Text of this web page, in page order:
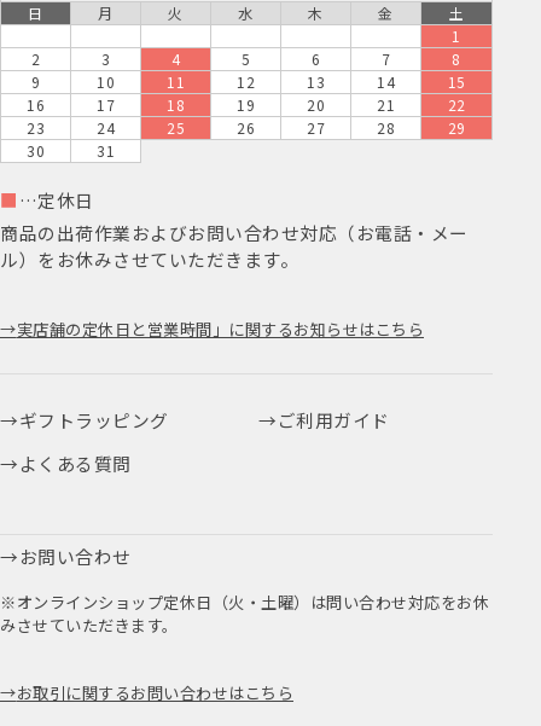
日 月 火 水 木 金
土
1
2
3 4 5 6 7
8
9
10 11 12 13 14
15
16
17 18 19 20 21
22
23
24 25 26 27 28
29
30
31
■ …定休日
商品の出荷作業およびお問い合わせ対応（お電話・メー
ル）をお休みさせていただきます。
実店舗の定休日と営業時間」に関するお知らせはこちら
ギフトラッピング
ご利用ガイド
よくある質問
お問い合わせ
※オンラインショップ定休日（火・土曜）は問い合わせ対応をお休
みさせていただきます。
お取引に関するお問い合わせはこちら